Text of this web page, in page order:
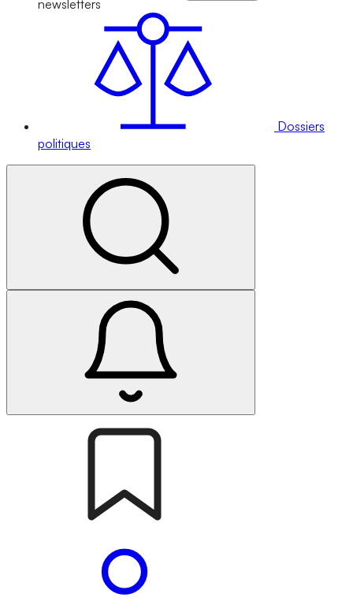
newsletters
Dossiers
politiques